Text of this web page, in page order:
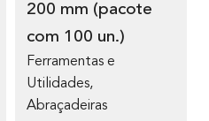
200 mm (pacote
com 100 un.)
Ferramentas e
Utilidades,
Abraçadeiras